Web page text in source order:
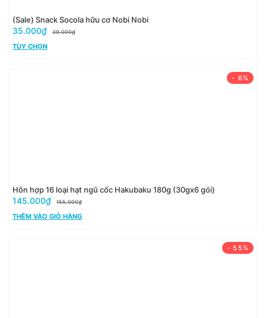
(Sale) Snack Socola hữu cơ Nobi Nobi
35.000₫ 39.000₫
TÙY CHỌN
- 6%
Hỗn hợp 16 loại hạt ngũ cốc Hakubaku 180g (30gx6 gói)
145.000₫ 155.000₫
THÊM VÀO GIỎ HÀNG
- 55%